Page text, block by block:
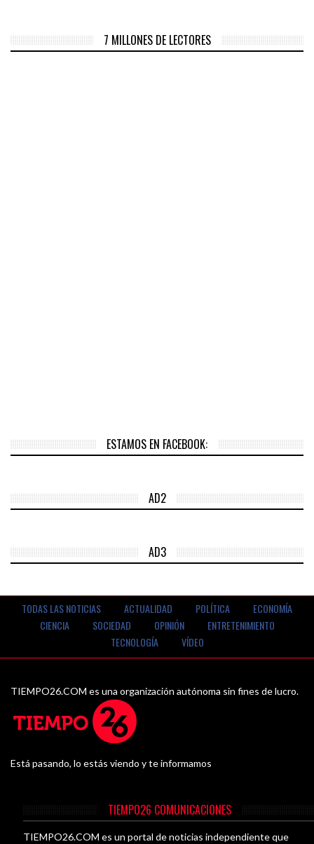
7 MILLONES DE LECTORES
ESTAMOS EN FACEBOOK:
AD2
AD3
TODAS LAS NOTICIAS ACTUALIDAD POLÍTICA
ECONOMÍA
CIENCIA
SOCIEDAD OPINIÓN
ENTRETENIMIENTO
TECNOLOGÍA
VÍDEO
TIEMPO26.COM es una organización autónoma sin fines de lucro.
Está pasando, lo estás viendo y te informamos
TIEMPO26 COMUNICACIONES
TIEMPO26.COM es un portal de noticias independiente que